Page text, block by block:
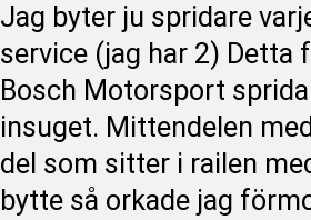
Jag byter ju spridare
service (jag har 2) Detta
Bosch Motorsport
insuget. Mittendelen
del som sitter i railen
bytte så orkade jag